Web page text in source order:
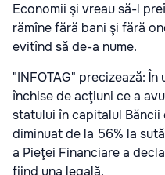
Economii şi vreau să-l
rămîne fără bani şi fără
evitînd să de-a nume.
"INFOTAG" precizează:
închise de acţiuni ce a
statului în capitalul
diminuat de la 56% la
a Pieţei Financiare a